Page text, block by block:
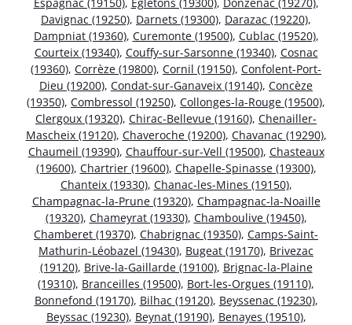
Davignac (19250), Darnets (19300), Darazac (19220),
Dampniat (19360), Curemonte (19500), Cublac (19520),
Courteix (19340), Couffy-sur-Sarsonne (19340), Cosnac
(19360), Corrèze (19800), Cornil (19150), Confolent-Port-
Dieu (19200), Condat-sur-Ganaveix (19140), Concèze
(19350), Combressol (19250), Collonges-la-Rouge (19500),
Clergoux (19320), Chirac-Bellevue (19160), Chenailler-
Mascheix (19120), Chaveroche (19200), Chavanac (19290),
Chaumeil (19390), Chauffour-sur-Vell (19500), Chasteaux
(19600), Chartrier (19600), Chapelle-Spinasse (19300),
Chanteix (19330), Chanac-les-Mines (19150),
Champagnac-la-Prune (19320), Champagnac-la-Noaille
(19320), Chameyrat (19330), Chamboulive (19450),
Chamberet (19370), Chabrignac (19350), Camps-Saint-
Mathurin-Léobazel (19430), Bugeat (19170), Brivezac
(19120), Brive-la-Gaillarde (19100), Brignac-la-Plaine
(19310), Branceilles (19500), Bort-les-Orgues (19110),
Bonnefond (19170), Bilhac (19120), Beyssenac (19230),
Beyssac (19230), Beynat (19190), Benayes (19510),